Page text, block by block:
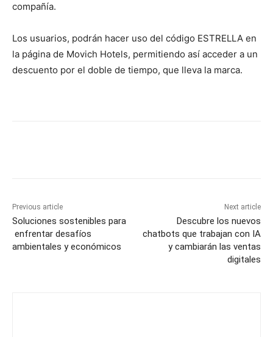
compañía.
Los usuarios, podrán hacer uso del código ESTRELLA en
la página de Movich Hotels, permitiendo así acceder a un
descuento por el doble de tiempo, que lleva la marca.
Previous article
Soluciones sostenibles para
enfrentar desafíos
ambientales y económicos
Next article
Descubre los nuevos
chatbots que trabajan con IA
y cambiarán las ventas
digitales